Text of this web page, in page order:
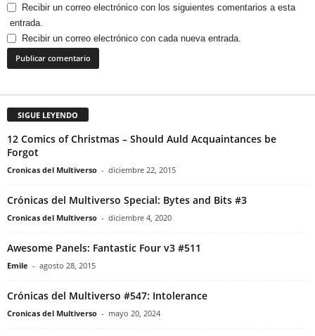
Recibir un correo electrónico con los siguientes comentarios a esta
entrada.
Recibir un correo electrónico con cada nueva entrada.
SIGUE LEYENDO
12 Comics of Christmas – Should Auld Acquaintances be
Forgot
Cronicas del Multiverso - diciembre 22, 2015
Crónicas del Multiverso Special: Bytes and Bits #3
Cronicas del Multiverso - diciembre 4, 2020
Awesome Panels: Fantastic Four v3 #511
Emile - agosto 28, 2015
Crónicas del Multiverso #547: Intolerance
Cronicas del Multiverso - mayo 20, 2024